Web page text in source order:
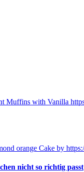
nicht so richtig passt